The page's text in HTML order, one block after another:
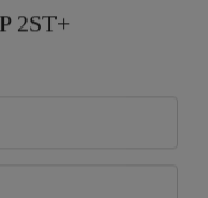
2ST+